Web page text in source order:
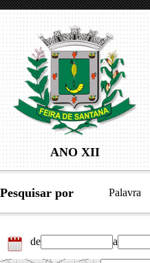
ANO XII
Pesquisar por Palavra
de a